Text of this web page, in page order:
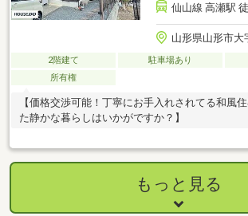
仙山線 高瀬駅
山形県山形市大
2階建て 駐車場あり
所有権
【価格交渉可能！丁寧にお手入れされてる和風
た静かな暮らしはいかがですか？】
もっと見る